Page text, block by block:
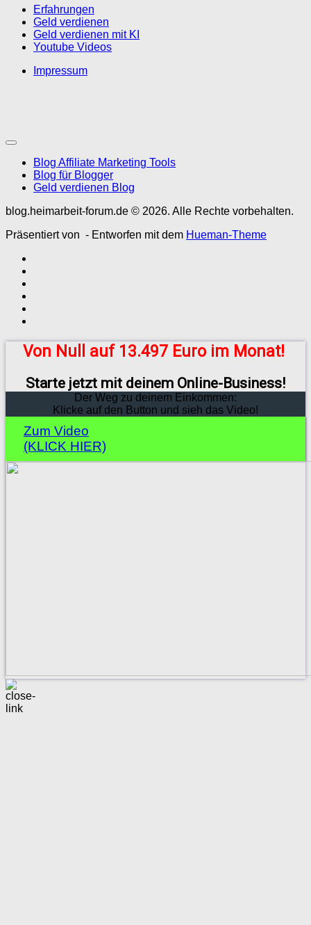
Erfahrungen
Geld verdienen
Geld verdienen mit KI
Youtube Videos
Impressum
Blog Affiliate Marketing Tools
Blog für Blogger
Geld verdienen Blog
blog.heimarbeit-forum.de © 2026. Alle Rechte vorbehalten.
Präsentiert von - Entworfen mit dem Hueman-Theme
Von Null auf 13.497 Euro im Monat!
Starte jetzt mit deinem Online-Business!
Der Weg zu deinem Einkommen:
Klicke auf den Button und sieh das Video!
Zum Video
(KLICK HIER)